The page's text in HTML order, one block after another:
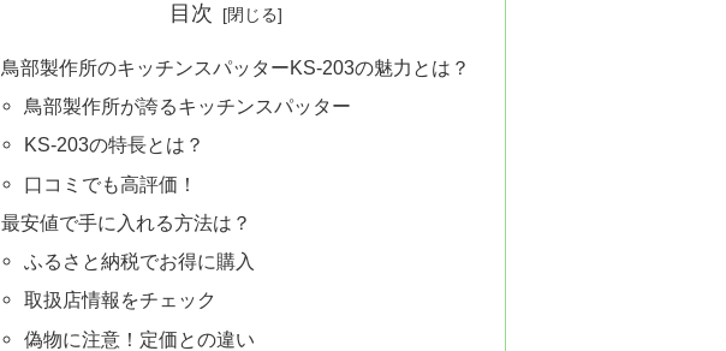
目次
鳥部製作所のキッチンスパッターKS-203の魅力とは？
鳥部製作所が誇るキッチンスパッター
KS-203の特長とは？
口コミでも高評価！
最安値で手に入れる方法は？
ふるさと納税でお得に購入
取扱店情報をチェック
偽物に注意！定価との違い